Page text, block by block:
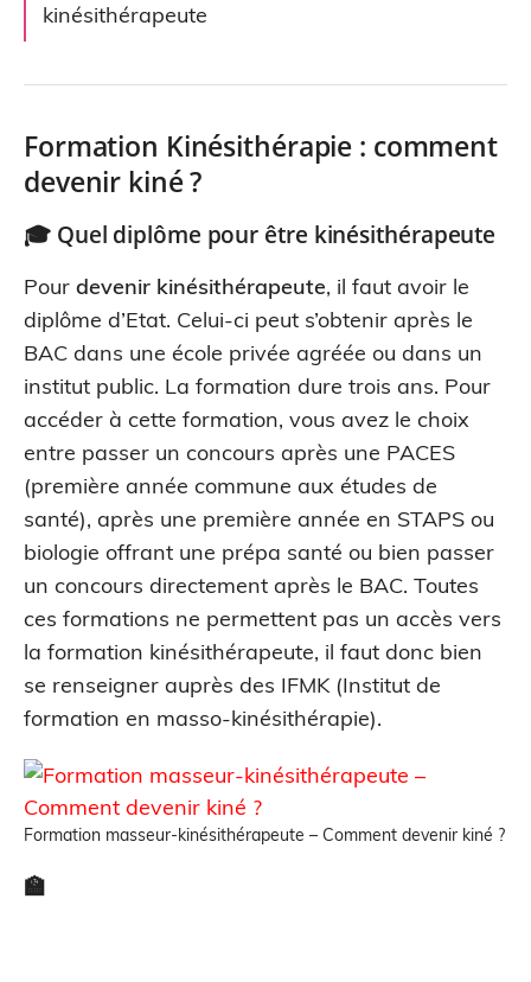
kinésithérapeute
Formation Kinésithérapie : comment
devenir kiné ?
🎓 Quel diplôme pour être kinésithérapeute
Pour devenir kinésithérapeute, il faut avoir le
diplôme d’Etat. Celui-ci peut s’obtenir après le
BAC dans une école privée agréée ou dans un
institut public. La formation dure trois ans. Pour
accéder à cette formation, vous avez le choix
entre passer un concours après une PACES
(première année commune aux études de
santé), après une première année en STAPS ou
biologie offrant une prépa santé ou bien passer
un concours directement après le BAC. Toutes
ces formations ne permettent pas un accès vers
la formation kinésithérapeute, il faut donc bien
se renseigner auprès des IFMK (Institut de
formation en masso-kinésithérapie).
Formation masseur-kinésithérapeute – Comment devenir kiné ?
🏫